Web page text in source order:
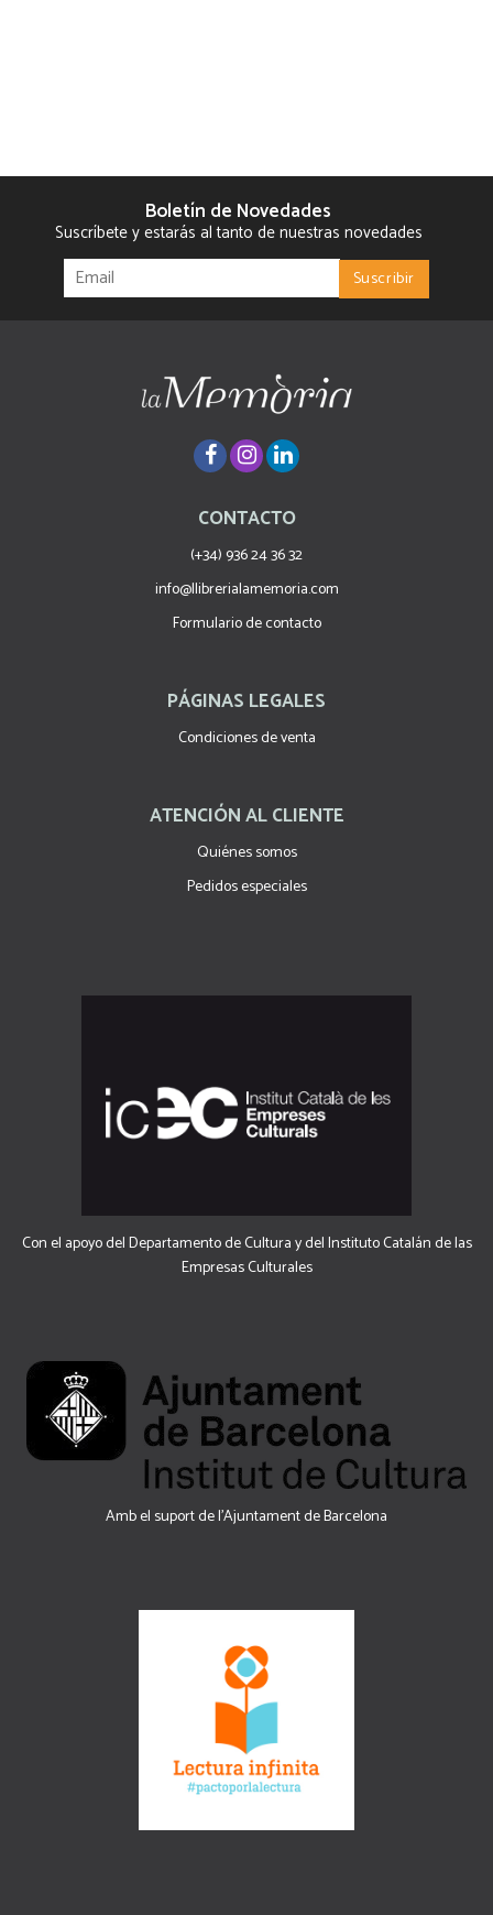
Boletín de Novedades
Suscríbete y estarás al tanto de nuestras novedades
CONTACTO
(+34) 936 24 36 32
info@llibrerialamemoria.com
Formulario de contacto
PÁGINAS LEGALES
Condiciones de venta
ATENCIÓN AL CLIENTE
Quiénes somos
Pedidos especiales
Con el apoyo del Departamento de Cultura y del Instituto Catalán de las
Empresas Culturales
Amb el suport de l’Ajuntament de Barcelona